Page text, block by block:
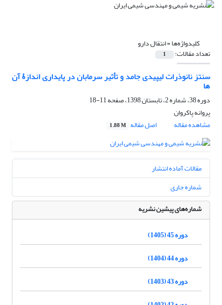
کلیدواژه‌ها =انتقال دارو
تعداد مقالات: 1
سنتز نانوذرات لیپیدی جامد و تأثیر سرمابان در پایداری اندازۀ آن
ها
دوره 38، شماره 2، تابستان 1398، صفحه
11-18
پروانه پاکروان
مشاهده مقاله
اصل مقاله 1.88 M
مقالات آماده انتشار
شماره جاری
شماره‌های پیشین نشریه
دوره 45 (1405)
دوره 44 (1404)
دوره 43 (1403)